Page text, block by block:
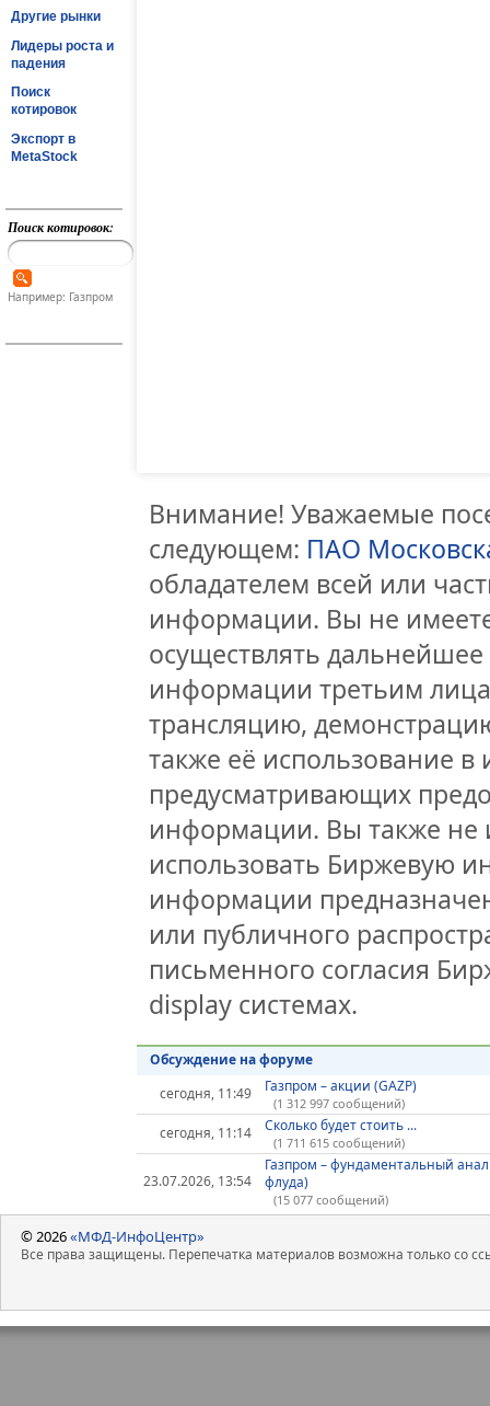
Другие рынки
Лидеры роста и
падения
Поиск
котировок
Экспорт в
MetaStock
Поиск котировок:
Например: Газпром
Внимание! Уважаемые
следующем: ПАО
обладателем всей или
информации. Вы не
осуществлять
информации третьим
трансляцию,
также её использование
предусматривающих
информации. Вы также не
использовать Биржевую
информации
или публичного
письменного согласия
display системах.
Обсуждение на форуме
сегодня, 11:49
Газпром – акции (GAZP)
(1 312 997 сообщений)
сегодня, 11:14 Сколько будет стоить ...
(1 711 615 сообщений)
23.07.2026, 13:54
Газпром – фундаментальный
флуда)
(15 077 сообщений)
© 2026«МФД-ИнфоЦентр»
Все права защищены. Перепечатка материалов возможна только со